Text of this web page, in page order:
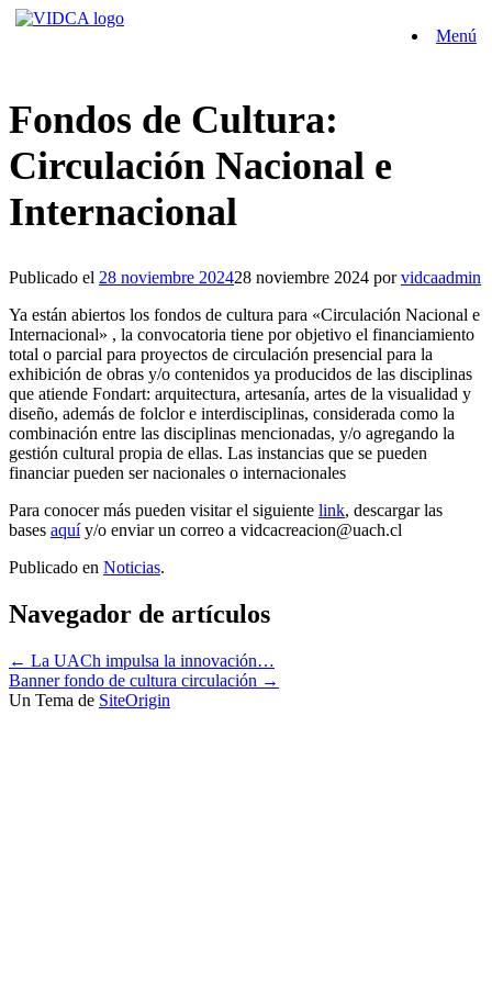
Saltar
Menú
Fondos de Cultura:
Circulación Nacional e
Internacional
Publicado el 28 noviembre 202428 noviembre 2024 porvidcaadmin
Ya están abiertos los fondos de cultura para «Circulación Nacional e
Internacional» , la convocatoria tiene por objetivo el financiamiento
total o parcial para proyectos de circulación presencial para la
exhibición de obras y/o contenidos ya producidos de las disciplinas
que atiende Fondart: arquitectura, artesanía, artes de la visualidad y
diseño, además de folclor e interdisciplinas, considerada como la
combinación entre las disciplinas mencionadas, y/o agregando la
gestión cultural propia de ellas. Las instancias que se pueden
financiar pueden ser nacionales o internacionales
Para conocer más pueden visitar el siguiente link, descargar las
bases aquíy/o enviar un correo a vidcacreacion@uach.cl
Publicado en Noticias.
Navegador de artículos
← La UACh impulsa la innovación…
Banner fondo de cultura circulación →
Un Tema de SiteOrigin